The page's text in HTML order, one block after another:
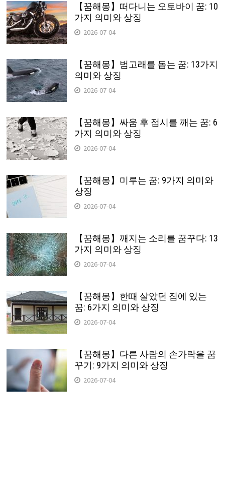
【꿈해몽】떠다니는 오토바이 꿈: 10
가지 의미와 상징
2026-07-04
【꿈해몽】범고래를 돕는 꿈: 13가지
의미와 상징
2026-07-04
【꿈해몽】싸움 후 접시를 깨는 꿈: 6
가지 의미와 상징
2026-07-04
【꿈해몽】미루는 꿈: 9가지 의미와
상징
2026-07-04
【꿈해몽】깨지는 소리를 꿈꾸다: 13
가지 의미와 상징
2026-07-04
【꿈해몽】한때 살았던 집에 있는
꿈: 6가지 의미와 상징
2026-07-04
【꿈해몽】다른 사람의 손가락을 꿈
꾸기: 9가지 의미와 상징
2026-07-04